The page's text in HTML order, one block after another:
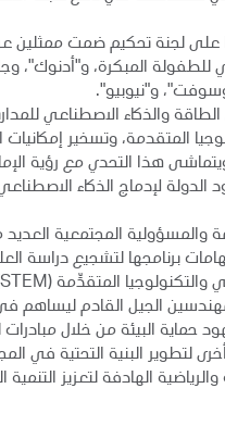
لجنة تحكيم ضمت ممثلين عن
للطفولة المبكرة، و"أدنوك"،
و"نيوبيو".
والذكاء الاصطناعي
المتقدمة، وتسخير إمكانيات
هذا التحدي مع رؤية
الاصطناعي بحلول عام 2031، وجهود الدولة
والمسؤولية المجتمعية
برنامجها لتشجيع دراسة
ومخترعين ومهندسين الجيل
حماية البيئة من خلال
لتطوير البنية التحتية في
والرياضية الهادفة لتعزيز